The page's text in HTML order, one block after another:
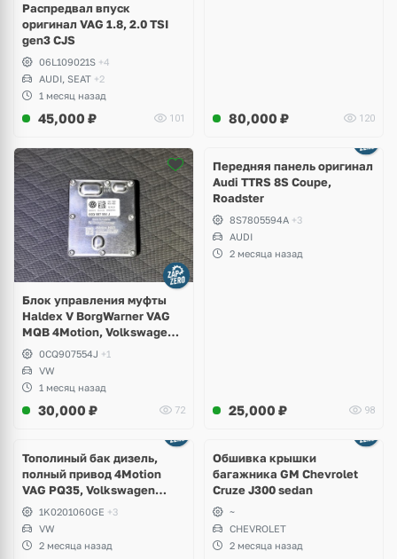
Распредвал впуск
оригинал VAG 1.8, 2.0 TSI
gen3 CJS
06L109021S +4
AUDI, SEAT +2
1 месяц назад
45,000 ₽ 101 80,000 ₽ 120
Блок управления муфты
Haldex V BorgWarner VAG
MQB 4Motion, Volkswagen
Tiguan
0CQ907554J +1
VW
1 месяц назад
30,000 ₽ 72
2 фото
Передняя панель оригинал
Audi TTRS 8S Coupe,
Roadster
8S7805594A +3
AUDI
2 месяца назад
25,000 ₽ 98
Тополиный бак дизель,
полный привод 4Motion
VAG PQ35, Volkswagen
Scirocco, Golf V, VI, Skoda
Yeti, Octavia A5, Superb,
Audi A3, Seat Altea
1K0201060GE +3
VW
2 месяца назад
Обшивка крышки
багажника GM Chevrolet
Cruze J300 sedan
~
CHEVROLET
2 месяца назад